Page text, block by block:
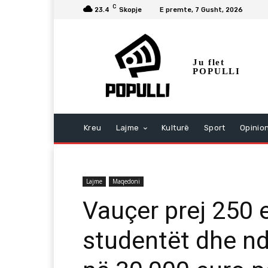
23.4 C Skopje E premte, 7 Gusht, 2026
Ju flet
POPULLI
Kreu Lajme Kulturë Sport
Lajme Maqedoni
Vauçer prej 250
studentët dhe